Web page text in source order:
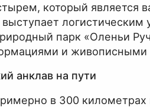
который является
парк «Оленьи
и
анклав на пути
в 300 километрах